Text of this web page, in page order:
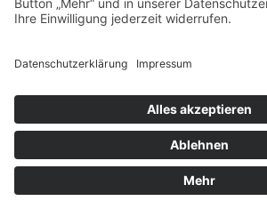
Du findest uns auf
Impressum|Datenschutz|Sitemap|